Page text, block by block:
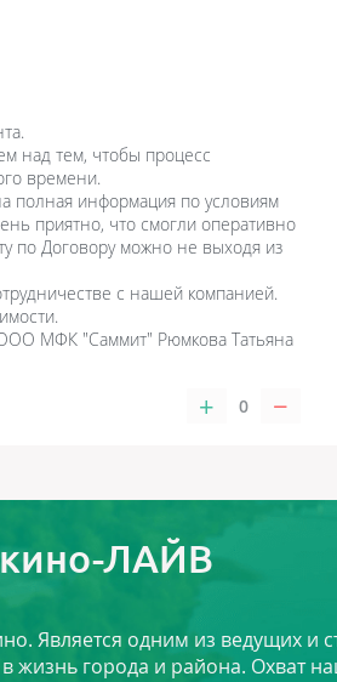
над тем, чтобы процесс
времени.
полная информация по условиям
приятно, что смогли оперативно
по Договору можно не выходя из
с нашей компанией.
МФК "Саммит" Рюмкова Татьяна
+ 0 −
ЛАЙВ
Является одним из ведущих и
жизнь города и района. Охват